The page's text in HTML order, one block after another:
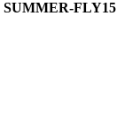
SUMMER-FLY15